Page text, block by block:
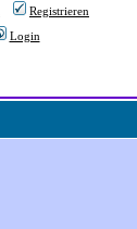
Registrieren
Login